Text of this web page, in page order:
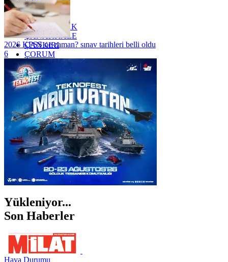
YALOVA
YOZGAT
ZONGULDAK
ÇANAKKALE
ÇANKIRI
ÇORUM
İSTANBUL
İZMİR
ŞANLIURFA
ŞIRNAK
2026 KPSS ne zaman? sınav tarihleri belli oldu
6
Yükleniyor...
Son Haberler
Hava Durumu